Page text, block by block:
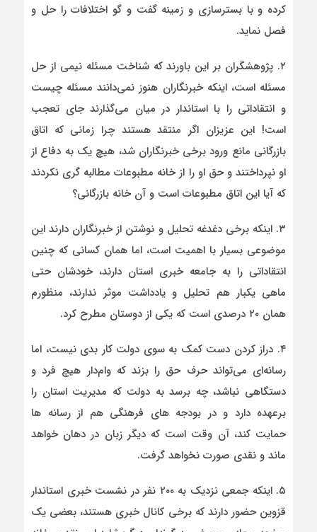
کرده و با بسترسازی و زمینه گفت و گو اختلافات را حل و
فصل نماید.
۲. پژوهشگران بر این باورند که شناخت مسئله نیمی از حل
مسئله است، اینکه خبرنگاران هنوز نمی‌دانند مسئله چیست
و انتقاداتی را با استاندار در میان می‌گذارند جای تعجب
است! این عزیزان اگر منتقد هستند چرا زمانی که اتاق
بازرگانی مانع ورود برخی خبرنگاران شد، هیچ یک به دفاع از
او نپرداختند و حق او را از خانه مطبوعات مطالبه گری نکردند
که آیا این اتاق مطبوعات است و آن خانه بازرگانی؟
۳. اینکه برخی دغدغه تحلیل و نوشتن از خبرنگاران دارند این
موضوعی بسیار با اهمیت است، اما همان کسانی که چنین
انتقاداتی را به جامعه خبری استان دارند، خودشان حتی
ماهی یکبار هم تحلیل و یادداشت موثر ندارند، منظورم
همان ۲۰ درصدی است که یکی از دوستان مطرح کرد.
۴. دراز کردن دست کمک به سوی دولت کار بدی نیست، اما
رسانه‌ای می‌تواند حرف حق را بزند که وام‌دار هیچ فرد و
دستگاهی نباشد، چه برسد به دولت که مدیریت استان را
برعهده دارد و در بودجه های فرهنگی هم از رسانه ها
حمایت کند، آن وقت است که دیگر زبان در دهان خواهد
ماند و نقدی صورت نخواهد گرفت.
۵. اینکه جمعی نزدیک به ۲۰۰ نفر در نشست خبری استاندار
قزوین حضور دارند که برخی کانال خبری هستند، بعضی یک